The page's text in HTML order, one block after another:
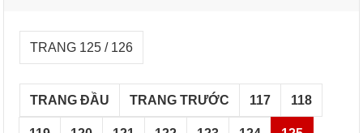
TRANG 125 / 126
TRANG ĐẦU TRANG TRƯỚC 117 118